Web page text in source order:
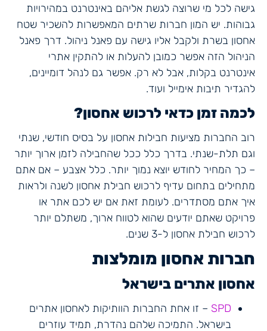
גישה לכל מי שרוצה לגשת אליהם באינטרנט במהירויות
גבוהות. יש המון חברות שרתים המאפשרות להשכיר שטח
אחסון בשרת ולקבל אליו גישה עם פאנל ניהול. דרך פאנל
הניהול הזה אפשר כמובן להעלות או להתקין אתרי
אינטרנט בקלות, אבל לא רק. אפשר גם לנהל דומיינים,
להגדיר תיבות אימייל ועוד.
לכמה זמן כדאי לרכוש אחסון?
רוב החברות מציעות חבילות אחסון על בסיס חודשי, שנתי
וגם תלת-שנתי. בדרך כלל ככל שהחבילה לזמן ארוך יותר
– כך המחיר לחודש יוצא נמוך יותר. כלל אצבע – אם אתם
מתחילים בתחום עדיף לרכוש חבילת אחסון לשנה ולראות
איך אתם מסתדרים. לעומת זאת אם יש לכם אתר או
פרויקט שאתם יודעים שהוא לטווח ארוך, משתלם יותר
לרכוש חבילת אחסון ל-3 שנים.
חברות אחסון מומלצות
אחסון אתרים בישראל
SPD – זו אחת החברות הוותיקות לאחסון אתרים
בישראל. התמיכה שלהם נהדרת, תמיד עוזרים